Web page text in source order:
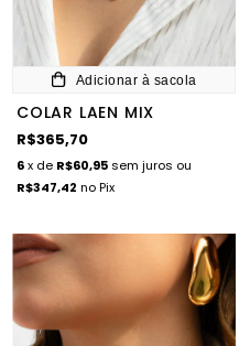
Adicionar à sacola
COLAR LAEN MIX
R$365,70
6x de R$60,95 sem juros ou
R$347,42 no Pix